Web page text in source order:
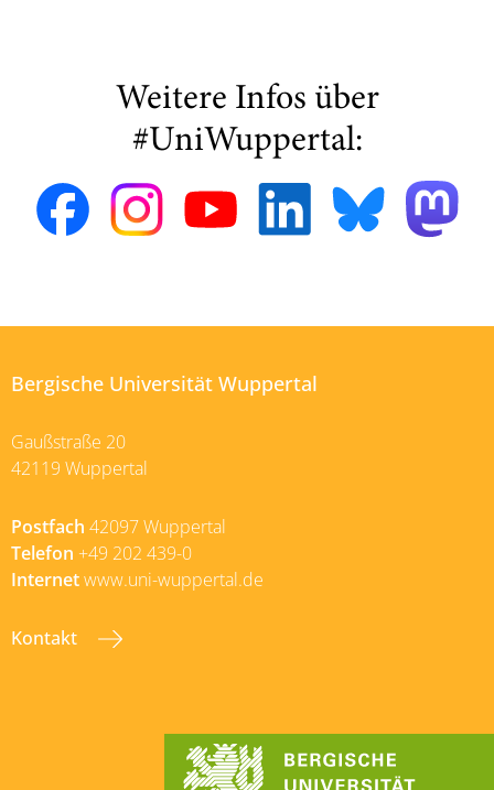
Weitere Infos über
#UniWuppertal:
Bergische Universität Wuppertal
Gaußstraße 20
42119 Wuppertal
Postfach 42097 Wuppertal
Telefon +49 202 439-0
Internetwww.uni-wuppertal.de
Kontakt